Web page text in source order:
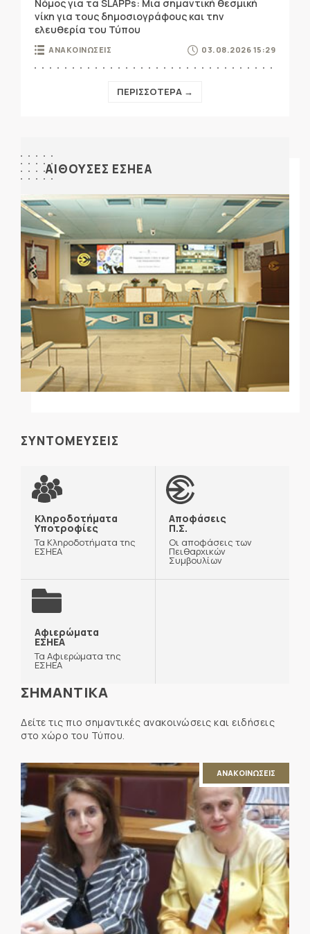
Νόμος για τα SLAPPs: Μια σημαντική θεσμική
νίκη για τους δημοσιογράφους και την
ελευθερία του Τύπου
ΑΝΑΚΟΙΝΩΣΕΙΣ 03.08.2026 15:29
ΠΕΡΙΣΣΟΤΕΡΑ →
ΑΙΘΟΥΣΕΣ ΕΣΗΕΑ
ΣΥΝΤΟΜΕΥΣΕΙΣ
Κληροδοτήματα
Υποτροφίες
Τα Κληροδοτήματα της
ΕΣΗΕΑ
Αποφάσεις
Π.Σ.
Οι αποφάσεις των
Πειθαρχικών
Συμβουλίων
Αφιερώματα
ΕΣΗΕΑ
Τα Αφιερώματα της
ΕΣΗΕΑ
ΣΗΜΑΝΤΙΚΑ
Δείτε τις πιο σημαντικές ανακοινώσεις και ειδήσεις
στο χώρο του Τύπου.
ΑΝΑΚΟΙΝΩΣΕΙΣ